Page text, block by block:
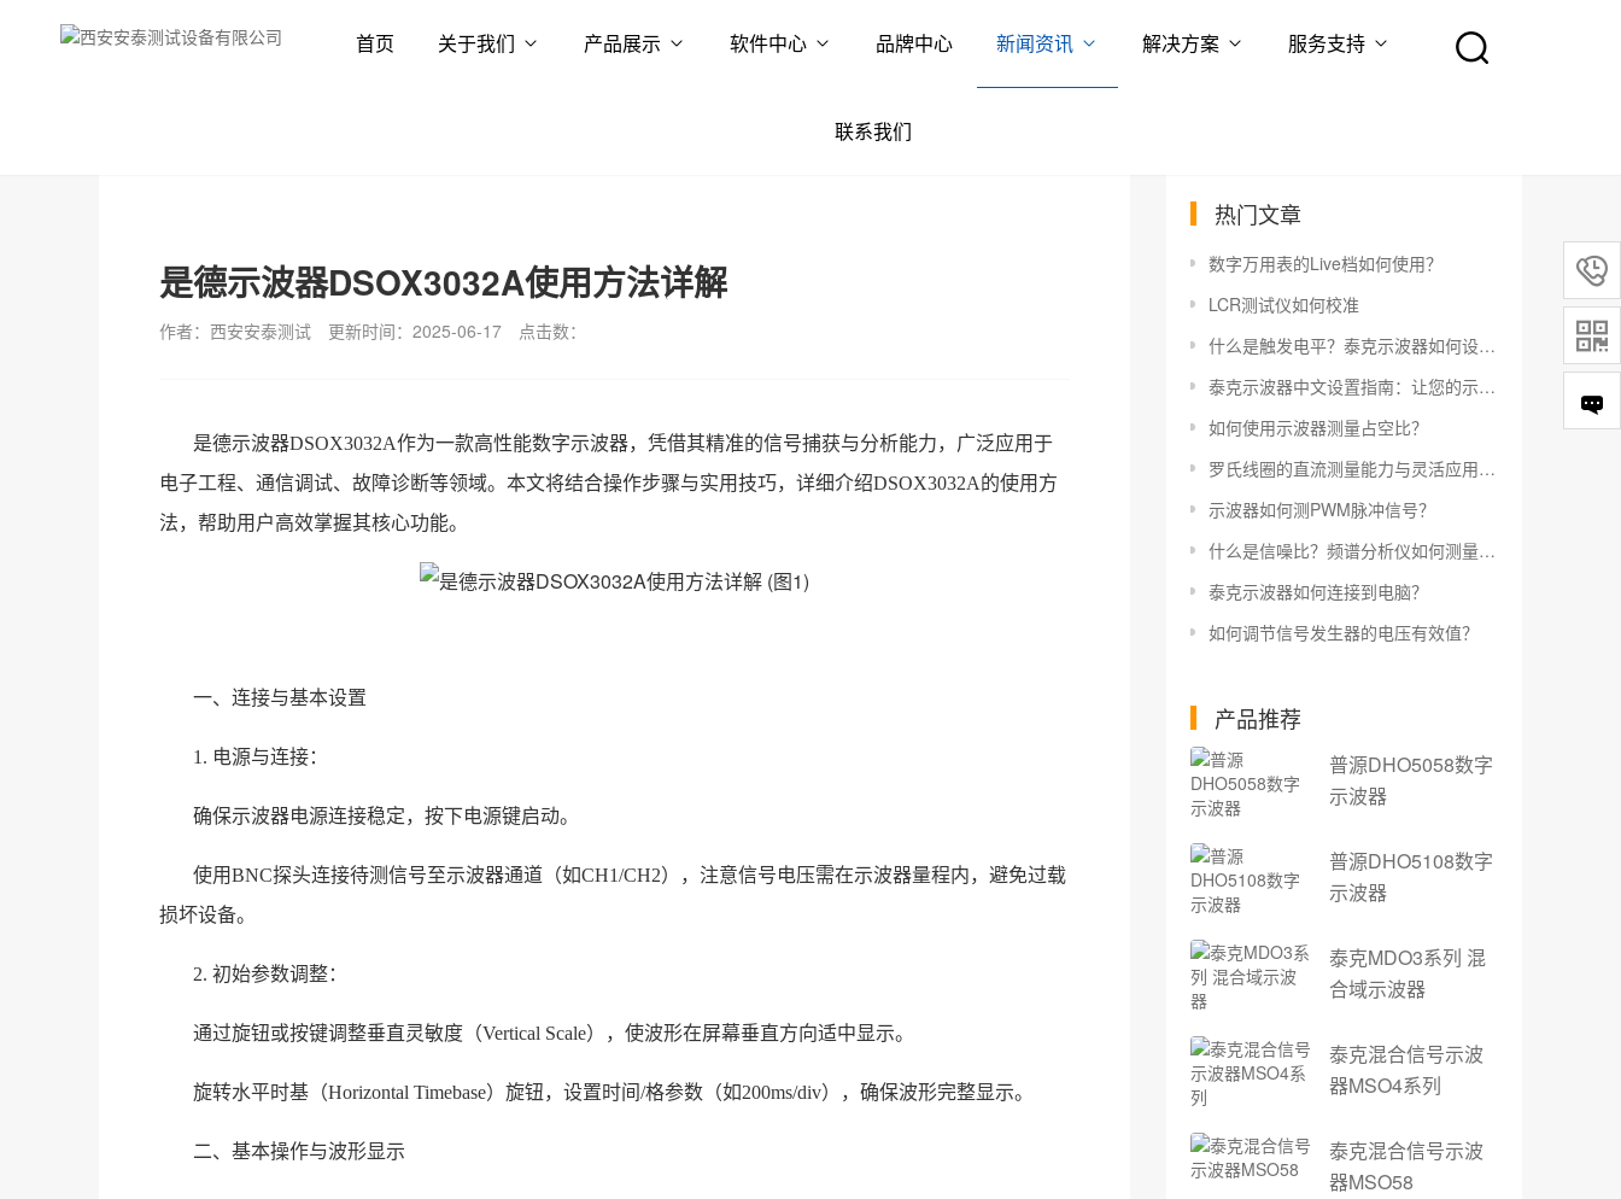
首页 关于我们 产品展示 软件中心 品牌中心 新闻资讯 解决方案 服务支持
联系我们
是德示波器DSOX3032A使用方法详解
作者：西安安泰测试 更新时间：2025-06-17 点击数：
是德示波器DSOX3032A作为一款高性能数字示波器，凭借其精准的信号捕获与分析能力，广泛应用于
电子工程、通信调试、故障诊断等领域。本文将结合操作步骤与实用技巧，详细介绍DSOX3032A的使用方
法，帮助用户高效掌握其核心功能。
一、连接与基本设置
1. 电源与连接：
确保示波器电源连接稳定，按下电源键启动。
使用BNC探头连接待测信号至示波器通道（如CH1/CH2），注意信号电压需在示波器量程内，避免过载
损坏设备。
2. 初始参数调整：
通过旋钮或按键调整垂直灵敏度（Vertical Scale），使波形在屏幕垂直方向适中显示。
旋转水平时基（Horizontal Timebase）旋钮，设置时间/格参数（如200ms/div），确保波形完整显示。
二、基本操作与波形显示
热门文章
数字万用表的Live档如何使用？
LCR测试仪如何校准
什么是触发电平？泰克示波器如何设置触发电平？
泰克示波器中文设置指南：让您的示波器更易于使用
如何使用示波器测量占空比？
罗氏线圈的直流测量能力与灵活应用指南
示波器如何测PWM脉冲信号？
什么是信噪比？频谱分析仪如何测量信噪比？
泰克示波器如何连接到电脑？
如何调节信号发生器的电压有效值？
产品推荐
普源DHO5058数字
示波器
普源DHO5108数字
示波器
泰克MDO3系列 混
合域示波器
泰克混合信号示波
器MSO4系列
泰克混合信号示波
器MSO58

